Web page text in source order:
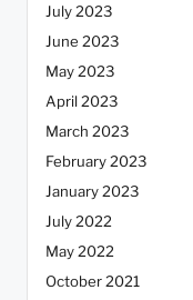
July 2023
June 2023
May 2023
April 2023
March 2023
February 2023
January 2023
July 2022
May 2022
October 2021